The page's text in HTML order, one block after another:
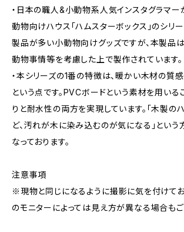
・日本の職人&小動物系人気インスタグラマ
動物向けハウス「ハムスターボックス」のシリ
製品が多い小動物向けグッズですが、本製品
動物事情等を考慮した上で製作されています。
・本シリーズの1番の特徴は、暖かい木材の質
という点です。PVCボードという素材を用いる
りと耐水性の両方を実現しています。「木製の
ど、汚れが木に染み込むのが気になる」とい
なっております。
注意事項
※現物と同じになるように撮影に気を付けてお
のモニターによっては見え方が異なる場合もご